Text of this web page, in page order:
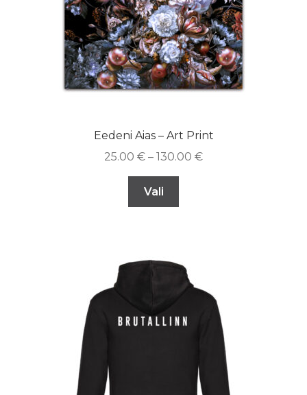
Eedeni Aias – Art Print
25.00 € – 130.00 €
Vali